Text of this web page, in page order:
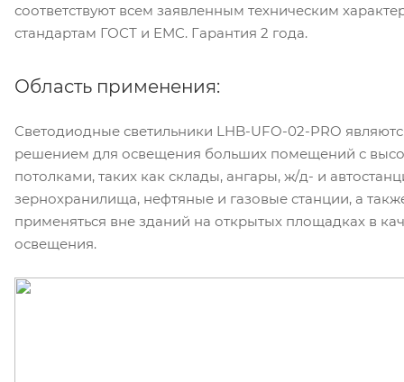
соответствуют всем заявленным техническим
стандартам ГОСТ и EMC. Гарантия 2 года.
Область применения:
Светодиодные светильники LHB-UFO-02-PRO
решением для освещения больших помещений с
потолками, таких как склады, ангары, ж/д- и
зернохранилища, нефтяные и газовые станции, а
применяться вне зданий на открытых площадках в
освещения.